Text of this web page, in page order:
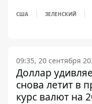
США ЗЕЛЕНСКИЙ
09:35, 20 сентября
Доллар
снова летит в
курс валют на